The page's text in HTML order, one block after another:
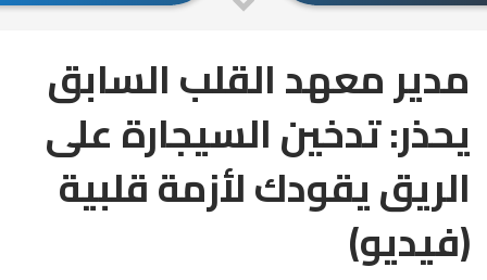
مدير معهد القلب السابق
يحذر: تدخين السيجارة على
الريق يقودك لأزمة قلبية
(فيديو)